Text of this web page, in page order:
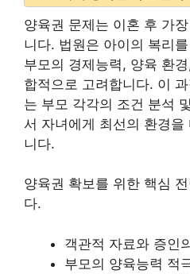
양육권 문제는 이혼 후 가
니다. 법원은 아이의 복리
부모의 경제능력, 양육 환
합적으로 고려합니다. 이
는 부모 각각의 조건 분석
서 자녀에게 최선의 환경
니다.
양육권 확보를 위한 핵심
다.
객관적 자료와 증인
부모의 양육능력 적